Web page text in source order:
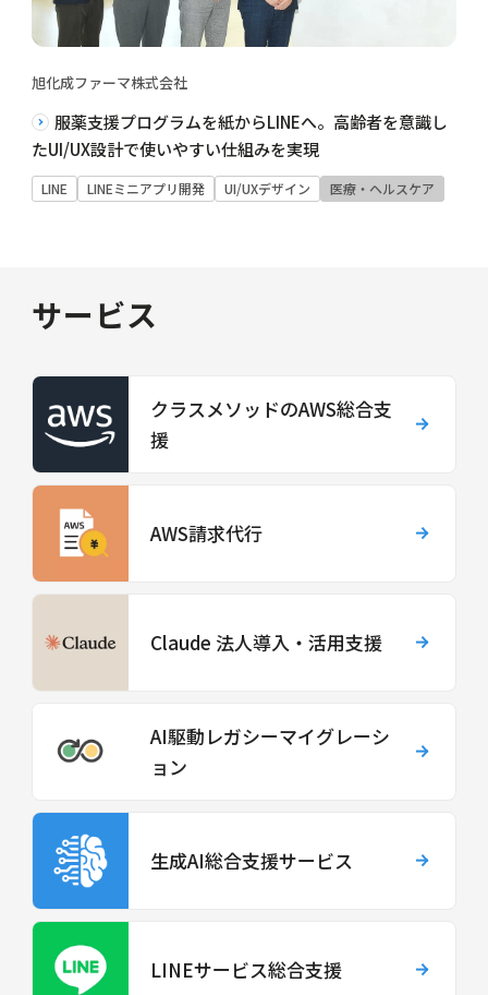
旭化成ファーマ株式会社
服薬支援プログラムを紙からLINEへ。高齢者を意識し
たUI/UX設計で使いやすい仕組みを実現
LINE LINEミニアプリ開発 UI/UXデザイン 医療・ヘルスケア
サービス
クラスメソッドのAWS総合支
援
AWS請求代行
Claude 法人導入・活用支援
AI駆動レガシーマイグレーシ
ョン
生成AI総合支援サービス
LINEサービス総合支援